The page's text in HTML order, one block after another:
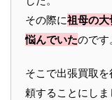
その際に祖母の
悩んでいたのです
そこで出張買取
頼することにしま